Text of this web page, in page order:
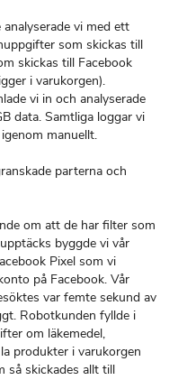
vi med ett
som skickas till
skickas till Facebook
i varukorgen).
vi in och analyserade
data. Samtliga loggar vi
manuellt.
parterna och
om att de har filter som
byggde vi vår
Pixel som vi
på Facebook. Vår
var femte sekund av
Robotkunden fyllde i
om läkemedel,
produkter i varukorgen
så skickades allt till